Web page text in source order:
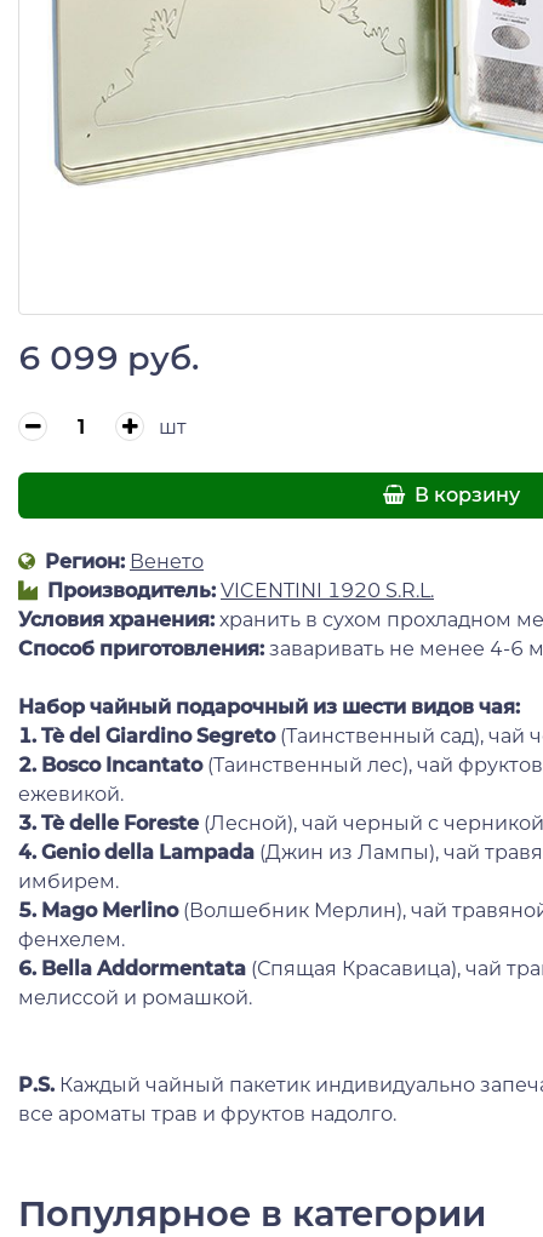
6 099 руб.
шт
В корзину
Регион: Венето
Производитель: VICENTINI 1920 S.R.L.
Условия хранения: хранить в сухом прохладном
Способ приготовления: заваривать не менее 4-6
Набор чайный подарочный из шести видов чая:
1. Tè del Giardino Segreto(Таинственный сад), чай
2. Bosco Incantato(Таинственный лес), чай
ежевикой.
3. Tè delle Foreste (Лесной), чай черный с
4. Genio della Lampada (Джин из Лампы), чай
имбирем.
5. Mago Merlino(Волшебник Мерлин), чай
фенхелем.
6. Bella Addormentata (Спящая Красавица), чай
мелиссой и ромашкой.
P.S. Каждый чайный пакетик индивидуально
все ароматы трав и фруктов надолго.
Популярное в категории